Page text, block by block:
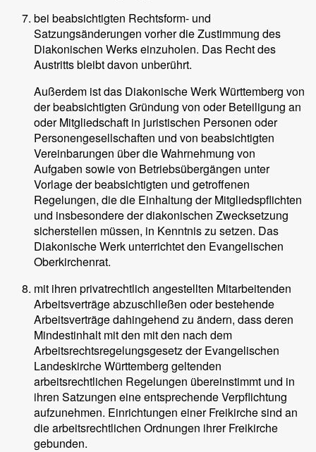
bei beabsichtigten Rechtsform- und
Satzungsänderungen vorher die Zustimmung des
Diakonischen Werks einzuholen. Das Recht des
Austritts bleibt davon unberührt.
Außerdem ist das Diakonische Werk Württemberg von
der beabsichtigten Gründung von oder Beteiligung an
oder Mitgliedschaft in juristischen Personen oder
Personengesellschaften und von beabsichtigten
Vereinbarungen über die Wahrnehmung von
Aufgaben sowie von Betriebsübergängen unter
Vorlage der beabsichtigten und getroffenen
Regelungen, die die Einhaltung der Mitgliedspflichten
und insbesondere der diakonischen Zwecksetzung
sicherstellen müssen, in Kenntnis zu setzen. Das
Diakonische Werk unterrichtet den Evangelischen
Oberkirchenrat.
mit ihren privatrechtlich angestellten Mitarbeitenden
Arbeitsverträge abzuschließen oder bestehende
Arbeitsverträge dahingehend zu ändern, dass deren
Mindestinhalt mit den mit den nach dem
Arbeitsrechtsregelungsgesetz der Evangelischen
Landeskirche Württemberg geltenden
arbeitsrechtlichen Regelungen übereinstimmt und in
ihren Satzungen eine entsprechende Verpflichtung
aufzunehmen. Einrichtungen einer Freikirche sind an
die arbeitsrechtlichen Ordnungen ihrer Freikirche
gebunden.